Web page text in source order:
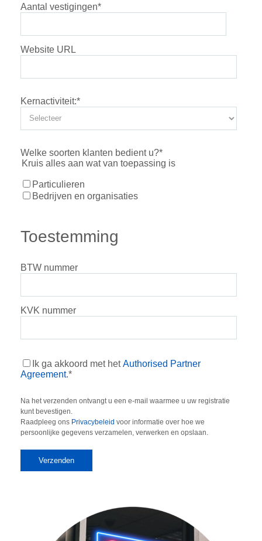
Aantal vestigingen*
Website URL
Kernactiviteit:*
Welke soorten klanten bedient u?*
Kruis alles aan wat van toepassing is
Particulieren
Bedrijven en organisaties
Toestemming
BTW nummer
KVK nummer
Ik ga akkoord met hetAuthorised Partner
Agreement.*
Na het verzenden ontvangt u een e-mail waarmee u uw registratie
kunt bevestigen.
Raadpleeg ons Privacybeleid voor informatie over hoe we
persoonlijke gegevens verzamelen, verwerken en opslaan.